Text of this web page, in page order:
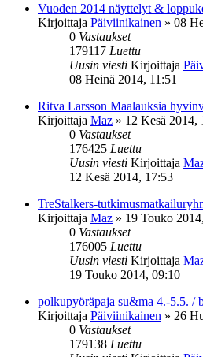
Vuoden 2014 näyttelyt &
Kirjoittaja Päiviinikainen » 08
0 Vastaukset
179117 Luettu
Uusin viesti Kirjoittaja
08 Heinä 2014, 11:51
Ritva Larsson Maalauksia
Kirjoittaja Maz » 12 Kesä 2014,
0 Vastaukset
176425 Luettu
Uusin viesti Kirjoittaja
12 Kesä 2014, 17:53
TreStalkers-
Kirjoittaja Maz » 19 Touko
0 Vastaukset
176005 Luettu
Uusin viesti Kirjoittaja
19 Touko 2014, 09:10
polkupyöräpaja su&ma 4.-5.5. /
Kirjoittaja Päiviinikainen » 26
0 Vastaukset
179138 Luettu